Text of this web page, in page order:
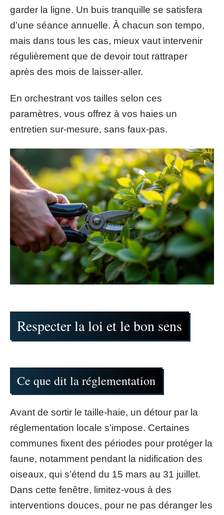
garder la ligne. Un buis tranquille se satisfera
d’une séance annuelle. À chacun son tempo,
mais dans tous les cas, mieux vaut intervenir
régulièrement que de devoir tout rattraper
après des mois de laisser-aller.
En orchestrant vos tailles selon ces
paramètres, vous offrez à vos haies un
entretien sur-mesure, sans faux-pas.
Respecter la loi et le bon sens
Ce que dit la réglementation
Avant de sortir le taille-haie, un détour par la
réglementation locale s’impose. Certaines
communes fixent des périodes pour protéger la
faune, notamment pendant la nidification des
oiseaux, qui s’étend du 15 mars au 31 juillet.
Dans cette fenêtre, limitez-vous à des
interventions douces, pour ne pas déranger les